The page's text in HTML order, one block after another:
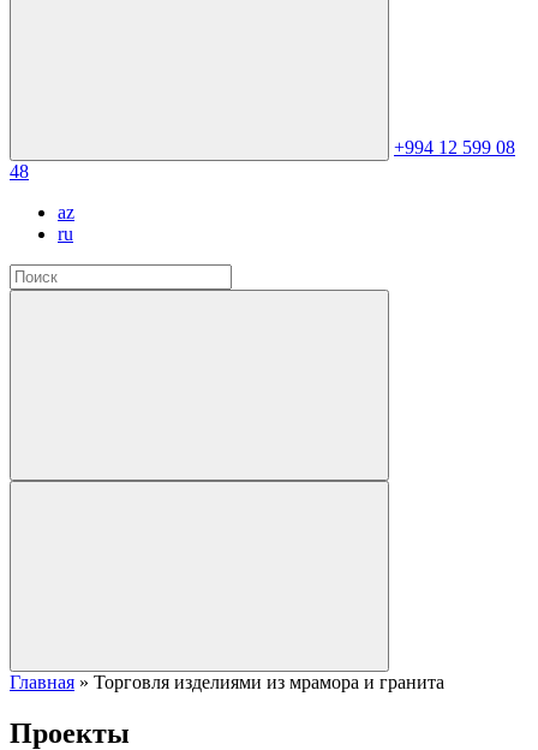
+994 12 599 08
48
az
ru
Главная » Торговля изделиями из мрамора и гранита
Проекты